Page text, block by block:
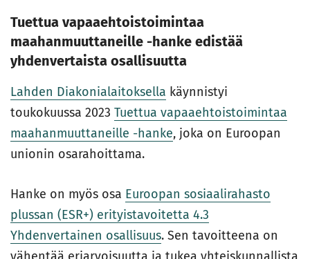
Tuettua vapaaehtoistoimintaa
maahanmuuttaneille -hanke edistää
yhdenvertaista osallisuutta
Lahden Diakonialaitoksella käynnistyi
toukokuussa 2023 Tuettua vapaaehtoistoimintaa
maahanmuuttaneille -hanke, joka on Euroopan
unionin osarahoittama.
Hanke on myös osa Euroopan sosiaalirahasto
plussan (ESR+) erityistavoitetta 4.3
Yhdenvertainen osallisuus. Sen tavoitteena on